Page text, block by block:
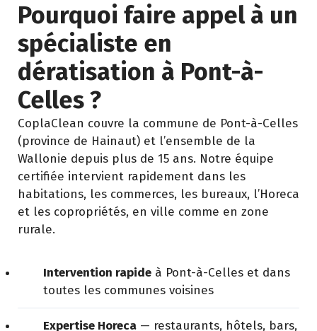
Pourquoi faire appel à un
spécialiste en
dératisation à Pont-à-
Celles ?
CoplaClean couvre la commune de Pont-à-Celles
(province de Hainaut) et l’ensemble de la
Wallonie depuis plus de 15 ans. Notre équipe
certifiée intervient rapidement dans les
habitations, les commerces, les bureaux, l’Horeca
et les copropriétés, en ville comme en zone
rurale.
Intervention rapide à Pont-à-Celles et dans
toutes les communes voisines
Expertise Horeca — restaurants, hôtels, bars,